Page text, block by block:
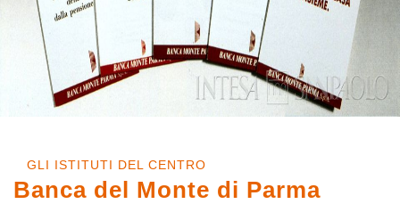
GLI ISTITUTI DEL CENTRO
Banca del Monte di Parma